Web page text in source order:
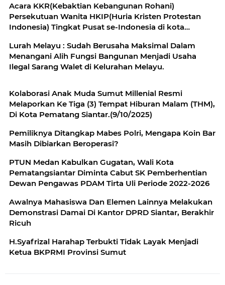
Acara KKR(Kebaktian Kebangunan Rohani)
Persekutuan Wanita HKIP(Huria Kristen Protestan
Indonesia) Tingkat Pusat se-Indonesia di kota
Lurah Melayu : Sudah Berusaha Maksimal Dalam
Menangani Alih Fungsi Bangunan Menjadi Usaha
Ilegal Sarang Walet di Kelurahan Melayu.
Kolaborasi Anak Muda Sumut Millenial Resmi
Melaporkan Ke Tiga (3) Tempat Hiburan Malam (THM),
Di Kota Pematang Siantar.(9/10/2025)
Pemiliknya Ditangkap Mabes Polri, Mengapa Koin Bar
Masih Dibiarkan Beroperasi?
PTUN Medan Kabulkan Gugatan, Wali Kota
Pematangsiantar Diminta Cabut SK Pemberhentian
Dewan Pengawas PDAM Tirta Uli Periode 2022-2026
Awalnya Mahasiswa Dan Elemen Lainnya Melakukan
Demonstrasi Damai Di Kantor DPRD Siantar, Berakhir
Ricuh
H.Syafrizal Harahap Terbukti Tidak Layak Menjadi
Ketua BKPRMI Provinsi Sumut